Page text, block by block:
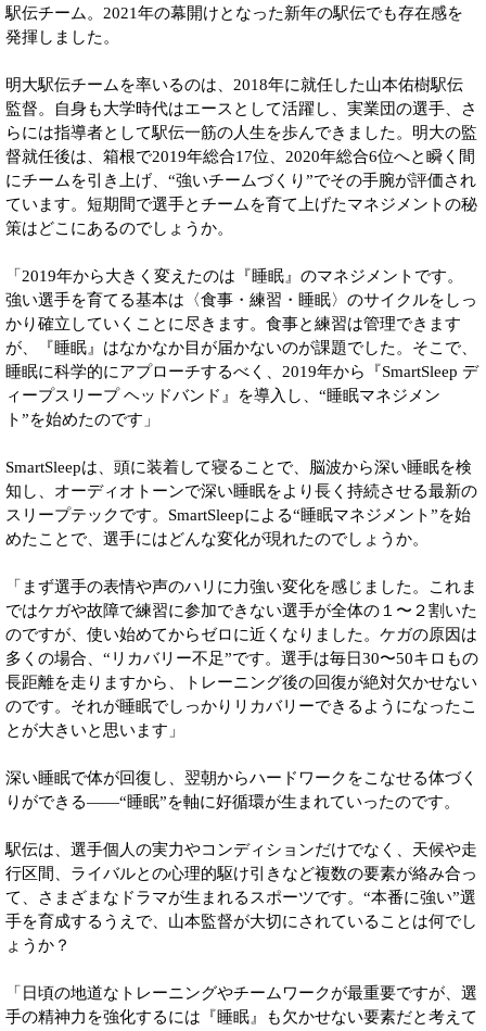
駅伝チーム。2021年の幕開けとなった新年の駅伝でも存在感を
発揮しました。
明大駅伝チームを率いるのは、2018年に就任した山本佑樹駅伝
監督。自身も大学時代はエースとして活躍し、実業団の選手、さ
らには指導者として駅伝一筋の人生を歩んできました。明大の監
督就任後は、箱根で2019年総合17位、2020年総合6位へと瞬く間
にチームを引き上げ、“強いチームづくり”でその手腕が評価され
ています。短期間で選手とチームを育て上げたマネジメントの秘
策はどこにあるのでしょうか。
「2019年から大きく変えたのは『睡眠』のマネジメントです。
強い選手を育てる基本は〈食事・練習・睡眠〉のサイクルをしっ
かり確立していくことに尽きます。食事と練習は管理できます
が、『睡眠』はなかなか目が届かないのが課題でした。そこで、
睡眠に科学的にアプローチするべく、2019年から『SmartSleep デ
ィープスリープ ヘッドバンド』を導入し、“睡眠マネジメン
ト”を始めたのです」
SmartSleepは、頭に装着して寝ることで、脳波から深い睡眠を検
知し、オーディオトーンで深い睡眠をより長く持続させる最新の
スリープテックです。SmartSleepによる“睡眠マネジメント”を始
めたことで、選手にはどんな変化が現れたのでしょうか。
「まず選手の表情や声のハリに力強い変化を感じました。これま
ではケガや故障で練習に参加できない選手が全体の１〜２割いた
のですが、使い始めてからゼロに近くなりました。ケガの原因は
多くの場合、“リカバリー不足”です。選手は毎日30〜50キロもの
長距離を走りますから、トレーニング後の回復が絶対欠かせない
のです。それが睡眠でしっかりリカバリーできるようになったこ
とが大きいと思います」
深い睡眠で体が回復し、翌朝からハードワークをこなせる体づく
りができる――“睡眠”を軸に好循環が生まれていったのです。
駅伝は、選手個人の実力やコンディションだけでなく、天候や走
行区間、ライバルとの心理的駆け引きなど複数の要素が絡み合っ
て、さまざまなドラマが生まれるスポーツです。“本番に強い”選
手を育成するうえで、山本監督が大切にされていることは何でし
ょうか？
「日頃の地道なトレーニングやチームワークが最重要ですが、選
手の精神力を強化するには『睡眠』も欠かせない要素だと考えて